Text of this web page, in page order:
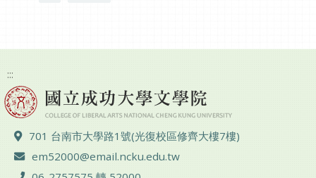
:::
ADD :
701 台南市大學路1號(光復校區修齊大樓7樓)
Email :
em52000@email.ncku.edu.tw